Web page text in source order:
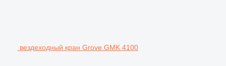
вездеходный кран Grove GMK 4100